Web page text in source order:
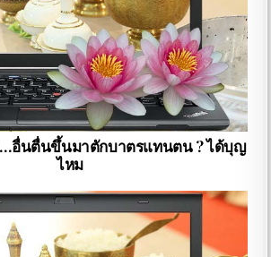
อื่นตื่นขึ้นมาตักบาตรแทนตน ? ได้บุญ
ไหม